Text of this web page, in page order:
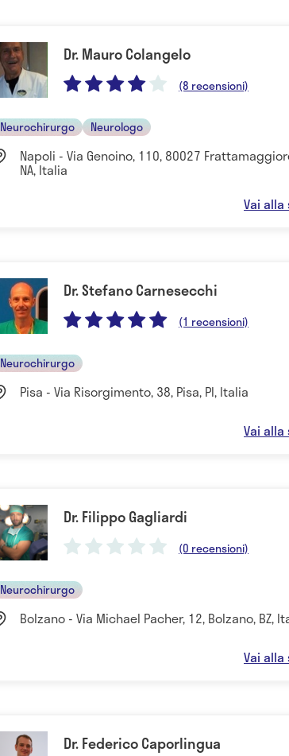
Dr. Mauro Colangelo
(8 recensioni)
Neurochirurgo Neurologo
Napoli - Via Genoino, 110, 80027
NA, Italia
Vai
Dr. Stefano Carnesecchi
(1 recensioni)
Neurochirurgo
Pisa - Via Risorgimento, 38, Pisa, PI, Italia
Vai
Dr. Filippo Gagliardi
(0 recensioni)
Neurochirurgo
Bolzano - Via Michael Pacher, 12, Bolzano, BZ,
Vai
Dr. Federico Caporlingua